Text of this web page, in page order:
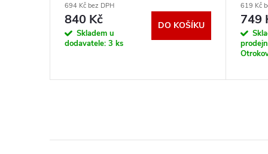
ANIR2502BK700
694 Kč bez DPH
840 Kč
Skladem u
dodavatele: 3 ks
DO KOŠÍKU
619 Kč
749